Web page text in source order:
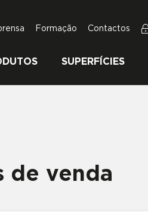
SUPERFÍCIES
Formação Contactos
de venda